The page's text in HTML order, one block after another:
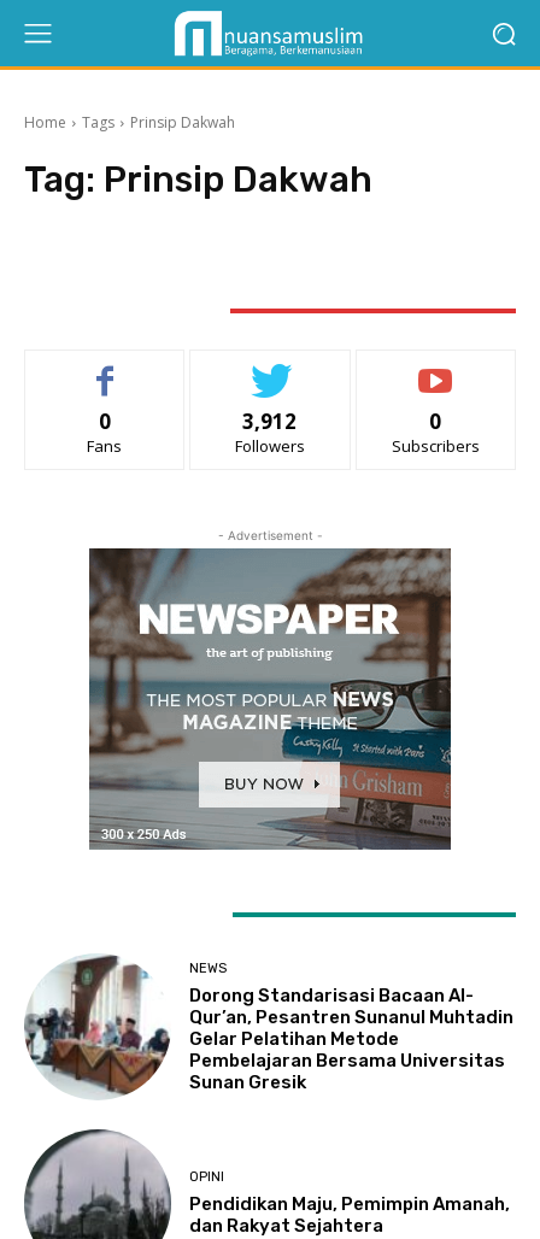
Home Tags Prinsip Dakwah
Tag: Prinsip Dakwah
0
Fans
3,912
Followers
0
Subscribers
- Advertisement -
NEWS
Dorong Standarisasi Bacaan Al-
Qur’an, Pesantren Sunanul Muhtadin
Gelar Pelatihan Metode
Pembelajaran Bersama Universitas
Sunan Gresik
OPINI
Pendidikan Maju, Pemimpin Amanah,
dan Rakyat Sejahtera